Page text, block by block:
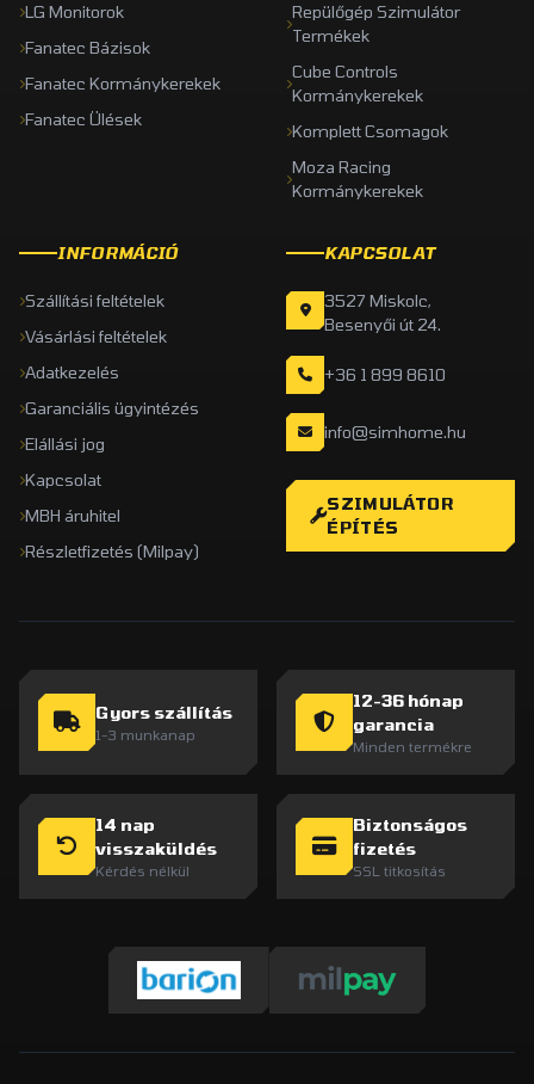
LG Monitorok
Fanatec Bázisok
Fanatec Kormánykerekek
Fanatec Ülések
Repülőgép Szimulátor
Termékek
Cube Controls
Kormánykerekek
Komplett Csomagok
Moza Racing
Kormánykerekek
INFORMÁCIÓ
Szállítási feltételek
Vásárlási feltételek
Adatkezelés
Garanciális ügyintézés
Elállási jog
Kapcsolat
MBH áruhitel
Részletfizetés (Milpay)
KAPCSOLAT
3527 Miskolc,
Besenyői út 24.
+36 1 899 8610
info@simhome.hu
SZIMULÁTOR
ÉPÍTÉS
Gyors szállítás
1-3 munkanap
12-36 hónap
garancia
Minden termékre
14 nap
visszaküldés
Kérdés nélkül
Biztonságos
fizetés
SSL titkosítás